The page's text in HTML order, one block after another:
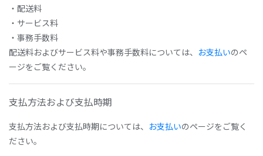
・配送料
・サービス料
・事務手数料
配送料およびサービス料や事務手数料については、 お支払いのペ
ージをご覧ください。
支払方法および支払時期
支払方法および支払時期については、 お支払いのページをご覧く
ださい。